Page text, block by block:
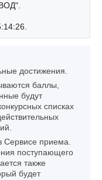
достижения.
баллы,
будут
списках
Сервисе приема.
поступающего
также
будет